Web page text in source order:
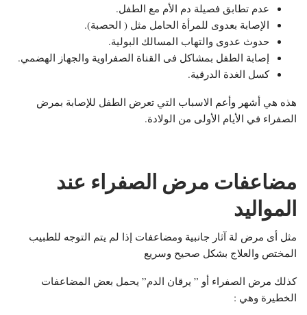
عدم تطابق فصيلة دم الأم مع الطفل.
الإصابة بعدوى للمرأة الحامل مثل ( الحصبة).
حدوث عدوى والتهاب المسالك البولية.
إصابة الطفل بمشاكل فى القناة الصفراوية والجهاز الهضمي.
كسل الغدة الدرقية.
هذه هي أشهر وأعم الاسباب التي تعرض الطفل للإصابة بمرض
الصفراء في الأيام الأولى من الولادة.
مضاعفات مرض الصفراء عند
المواليد
مثل أى مرض لة آثار جانبية ومضاعفات إذا لم يتم التوجه للطبيب
المختص والعلاج بشكل صحيح وسريع
كذلك مرض الصفراء أو ” يرقان الدم” يحمل بعض المضاعفات
الخطيرة وهي :